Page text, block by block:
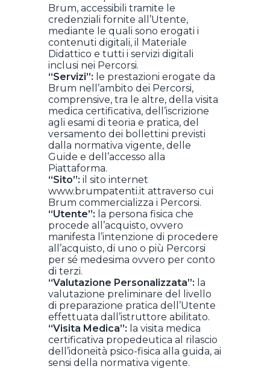
Brum, accessibili tramite le
credenziali fornite all’Utente,
mediante le quali sono erogati i
contenuti digitali, il Materiale
Didattico e tutti i servizi digitali
inclusi nei Percorsi.
“Servizi”: le prestazioni erogate da
Brum nell’ambito dei Percorsi,
comprensive, tra le altre, della visita
medica certificativa, dell’iscrizione
agli esami di teoria e pratica, del
versamento dei bollettini previsti
dalla normativa vigente, delle
Guide e dell’accesso alla
Piattaforma.
“Sito”: il sito internet
www.brumpatenti.it attraverso cui
Brum commercializza i Percorsi.
“Utente”: la persona fisica che
procede all’acquisto, ovvero
manifesta l’intenzione di procedere
all’acquisto, di uno o più Percorsi
per sé medesima ovvero per conto
di terzi.
“Valutazione Personalizzata”: la
valutazione preliminare del livello
di preparazione pratica dell’Utente
effettuata dall’istruttore abilitato.
“Visita Medica”: la visita medica
certificativa propedeutica al rilascio
dell’idoneità psico-fisica alla guida, ai
sensi della normativa vigente.